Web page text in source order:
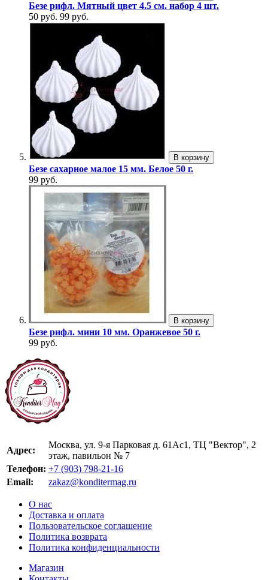
Безе рифл. Мятный цвет 4.5 см. набор 4 шт.
50 руб. 99 руб.
В корзину
Безе сахарное малое 15 мм. Белое 50 г.
99 руб.
В корзину
Безе рифл. мини 10 мм. Оранжевое 50 г.
99 руб.
Адрес:
Москва, ул. 9-я Парковая д. 61Ас1, ТЦ "Вектор", 2
этаж, павильон № 7
Телефон: +7 (903) 798-21-16
Email:
zakaz@konditermag.ru
О нас
Доставка и оплата
Пользовательское соглашение
Политика возврата
Политика конфиденциальности
Магазин